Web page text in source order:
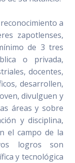
a
zapotlenses,
de 3 tres
o privada,
docentes,
desarrollen,
divulguen y
áreas y sobre
y disciplina,
el campo de la
logros son
y tecnológica